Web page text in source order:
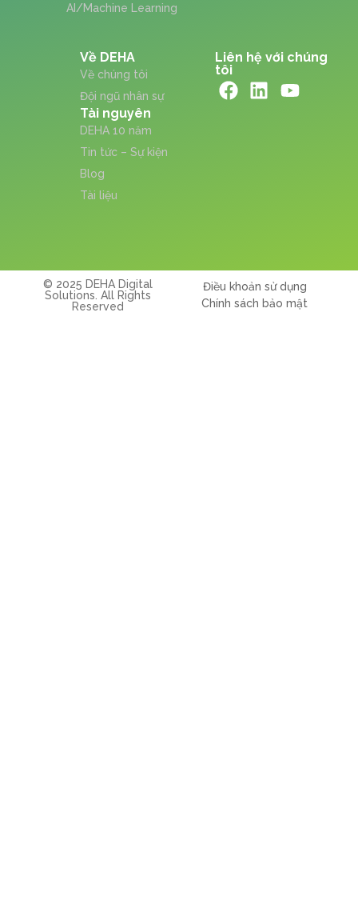
AI/Machine Learning
Về DEHA
Về chúng tôi
Đội ngũ nhân sự
Tài nguyên
DEHA 10 năm
Tin tức – Sự kiện
Blog
Tài liệu
Liên hệ với chúng
tôi
© 2025 DEHA Digital
Solutions. All Rights
Reserved
Điều khoản sử dụng
Chính sách bảo mật